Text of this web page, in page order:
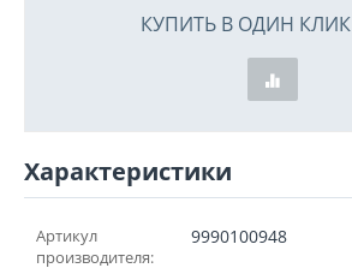
КУПИТЬ В ОДИН КЛИК
Характеристики
Артикул
производителя:
9990100948